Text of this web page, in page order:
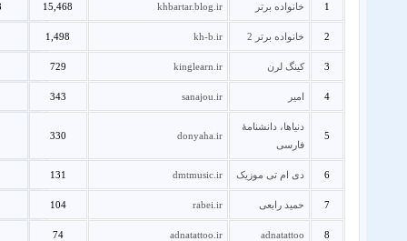
1 خانواده برتر khbartar.blog.ir
15,468
2 خانواده برتر 2 kh-b.ir
1,498
3 کینگ لرن kinglearn.ir
729
4 امیر sanajou.ir
343
5
دنیاها، دانشنامهٔ
فارسی
donyaha.ir
330
6 دی ام تی موزیک dmtmusic.ir
131
7 حمید رابعی rabei.ir
104
8
adnatattoo
adnatattoo.ir
74